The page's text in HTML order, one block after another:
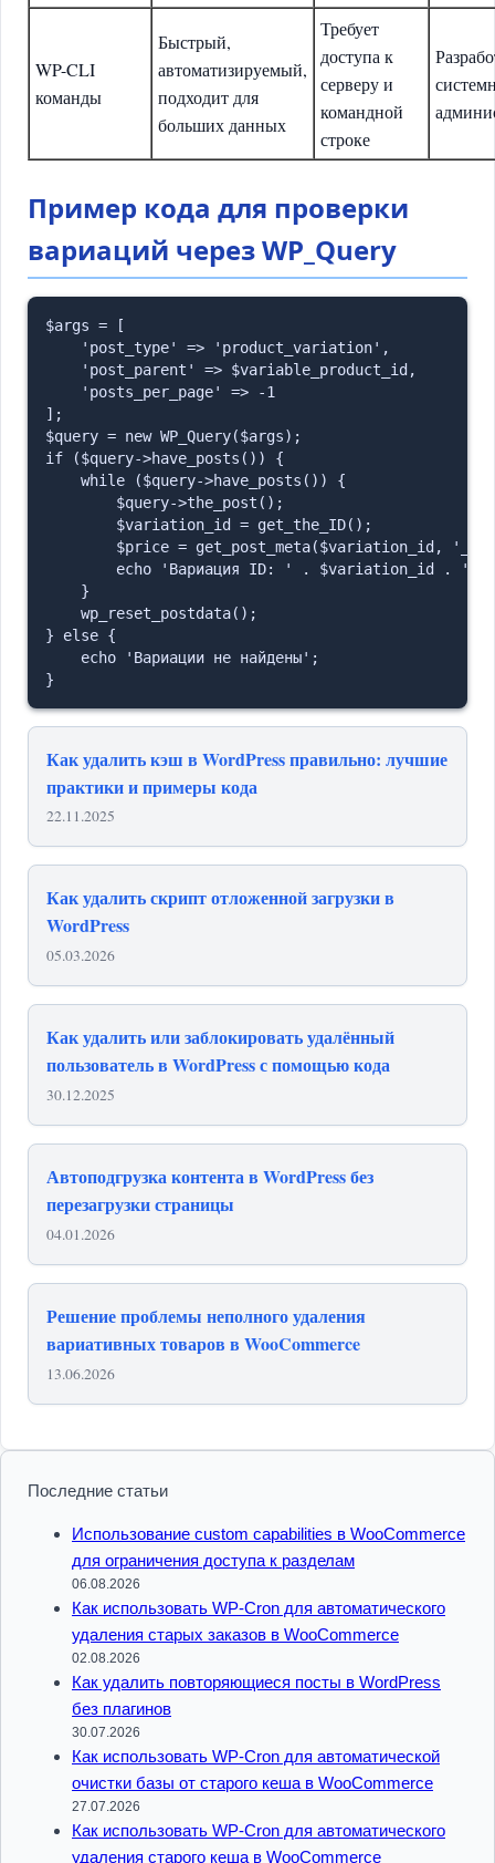
WP-CLI
команды
Быстрый,
автоматизируемый,
подходит для
больших данных
Требует
доступа к
серверу и
командной
строке
Пример кода для проверки
вариаций через WP_Query
$args = [
    'post_type' => 'product_variation',
    'post_parent' => $variable_product_id,
    'posts_per_page' => -1
];
$query = new WP_Query($args);
if ($query->have_posts()) {
    while ($query->have_posts()) {
        $query->the_post();
        $variation_id = get_the_ID();
$price = get_post_meta($variation_id,
echo 'Вариация ID: ' . $variation_id . ',
    }
    wp_reset_postdata();
} else {
    echo 'Вариации не найдены';
Как удалить кэш в WordPress правильно: лучшие
практики и примеры кода
22.11.2025
Как удалить скрипт отложенной загрузки в
WordPress
05.03.2026
Как удалить или заблокировать удалённый
пользователь в WordPress с помощью кода
30.12.2025
Автоподгрузка контента в WordPress без
перезагрузки страницы
04.01.2026
Решение проблемы неполного удаления
вариативных товаров в WooCommerce
13.06.2026
Последние статьи
Использование custom capabilities в WooCommerce
для ограничения доступа к разделам
06.08.2026
Как использовать WP-Cron для автоматического
удаления старых заказов в WooCommerce
02.08.2026
Как удалить повторяющиеся посты в WordPress
без плагинов
30.07.2026
Как использовать WP-Cron для автоматической
очистки базы от старого кеша в WooCommerce
27.07.2026
Как использовать WP-Cron для автоматического
удаления старого кеша в WooCommerce